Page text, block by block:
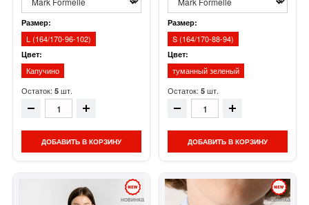
Размер:
L (164/170-96-102)
Цвет:
Капучино
Остаток: 5 шт.
ДОБАВИТЬ В КОРЗИНУ
Размер:
S (164/170-88-94)
Цвет:
туманный зеленый
Остаток: 5 шт.
ДОБАВИТЬ В КОРЗИНУ
новинка новинка